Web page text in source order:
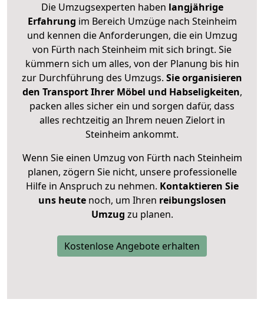
Die Umzugsexperten haben langjährige
Erfahrung im Bereich Umzüge nach Steinheim
und kennen die Anforderungen, die ein Umzug
von Fürth nach Steinheim mit sich bringt. Sie
kümmern sich um alles, von der Planung bis hin
zur Durchführung des Umzugs. Sie organisieren
den Transport Ihrer Möbel und Habseligkeiten,
packen alles sicher ein und sorgen dafür, dass
alles rechtzeitig an Ihrem neuen Zielort in
Steinheim ankommt.
Wenn Sie einen Umzug von Fürth nach Steinheim
planen, zögern Sie nicht, unsere professionelle
Hilfe in Anspruch zu nehmen. Kontaktieren Sie
uns heutenoch, um Ihren reibungslosen
Umzug zu planen.
Kostenlose Angebote erhalten